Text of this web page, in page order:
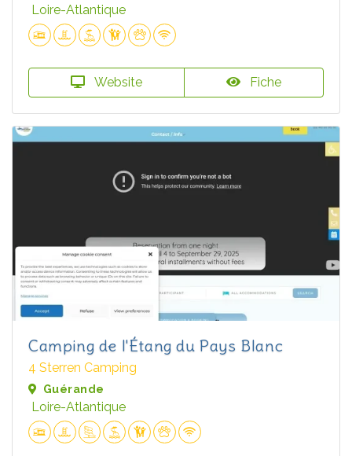
Loire-Atlantique
Website Fiche
Camping de l'Étang du Pays Blanc
4 Sterren Camping
Guérande
Loire-Atlantique